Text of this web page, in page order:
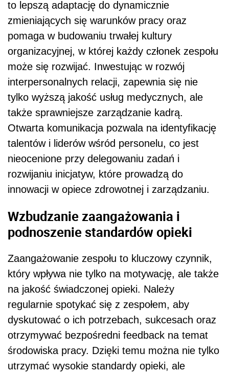
to lepszą adaptację do dynamicznie
zmieniających się warunków pracy oraz
pomaga w budowaniu trwałej kultury
organizacyjnej, w której każdy członek zespołu
może się rozwijać. Inwestując w rozwój
interpersonalnych relacji, zapewnia się nie
tylko wyższą jakość usług medycznych, ale
także sprawniejsze zarządzanie kadrą.
Otwarta komunikacja pozwala na identyfikację
talentów i liderów wśród personelu, co jest
nieocenione przy delegowaniu zadań i
rozwijaniu inicjatyw, które prowadzą do
innowacji w opiece zdrowotnej i zarządzaniu.
Wzbudzanie zaangażowania i
podnoszenie standardów opieki
Zaangażowanie zespołu to kluczowy czynnik,
który wpływa nie tylko na motywację, ale także
na jakość świadczonej opieki. Należy
regularnie spotykać się z zespołem, aby
dyskutować o ich potrzebach, sukcesach oraz
otrzymywać bezpośredni feedback na temat
środowiska pracy. Dzięki temu można nie tylko
utrzymać wysokie standardy opieki, ale